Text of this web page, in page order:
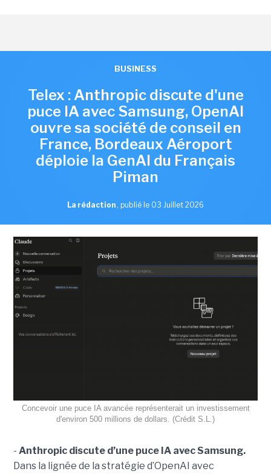
BUSINESS
Telex : Anthropic discute d'une
puce IA avec Samsung, OpenAI
ouvre sa société de conseil en
France, Bordeaux Aéroport
déploie la GenAI du Français
Piman
La rédaction , publié le 03 Juillet 2026
Concevoir une puce IA avancée représenterait un investissement
d'environ 500 millions de dollars. (Crédit S.L.)
- Anthropic discute d’une puce IA avec Samsung.
Dans la lignée de la stratégie d’OpenAI avec